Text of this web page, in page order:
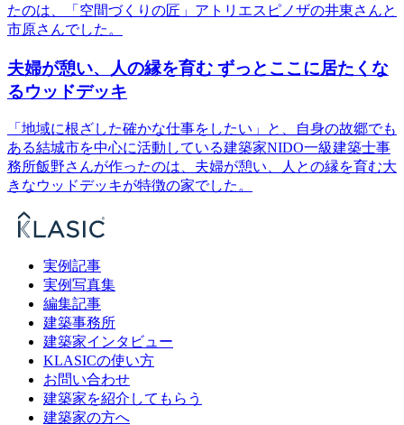
たのは、「空間づくりの匠」アトリエスピノザの井東さんと
市原さんでした。
夫婦が憩い、人の縁を育む ずっとここに居たくな
るウッドデッキ
「地域に根ざした確かな仕事をしたい」と、自身の故郷でも
ある結城市を中心に活動している建築家NIDO一級建築士事
務所飯野さんが作ったのは、夫婦が憩い、人との縁を育む大
きなウッドデッキが特徴の家でした。
実例記事
実例写真集
編集記事
建築事務所
建築家インタビュー
KLASICの使い方
お問い合わせ
建築家を紹介してもらう
建築家の方へ